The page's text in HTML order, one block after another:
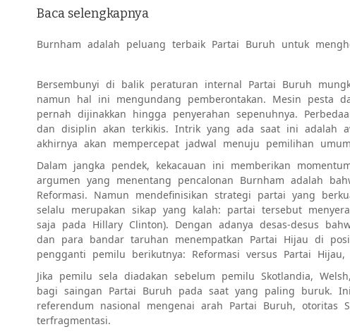
Baca selengkapnya
Burnham adalah peluang terbaik Partai Buruh untuk
Bersembunyi di balik peraturan internal Partai Buruh
namun hal ini mengundang pemberontakan. Mesin pesta
pernah dijinakkan hingga penyerahan sepenuhnya.
dan disiplin akan terkikis. Intrik yang ada saat ini adalah
akhirnya akan mempercepat jadwal menuju pemilihan
Dalam jangka pendek, kekacauan ini memberikan
argumen yang menentang pencalonan Burnham adalah
Reformasi. Namun mendefinisikan strategi partai yang
selalu merupakan sikap yang kalah: partai tersebut
saja pada Hillary Clinton). Dengan adanya desas-desus
dan para bandar taruhan menempatkan Partai Hijau di
pengganti pemilu berikutnya: Reformasi versus Partai
Jika pemilu sela diadakan sebelum pemilu Skotlandia,
bagi saingan Partai Buruh pada saat yang paling buruk.
referendum nasional mengenai arah Partai Buruh, otoritas
terfragmentasi.